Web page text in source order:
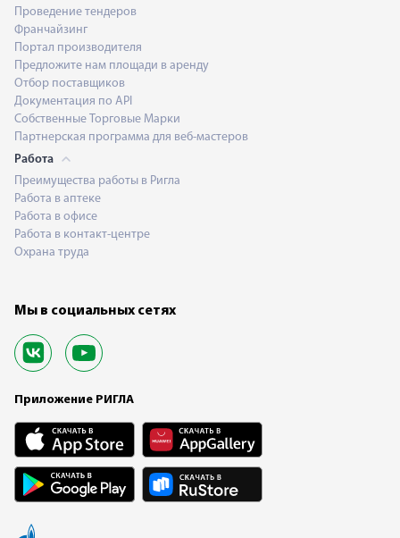
Проведение тендеров
Франчайзинг
Портал производителя
Предложите нам площади в аренду
Отбор поставщиков
Документация по API
Собственные Торговые Марки
Партнерская программа для веб-мастеров
Работа
Преимущества работы в Ригла
Работа в аптеке
Работа в офисе
Работа в контакт-центре
Охрана труда
Мы в социальных сетях
Приложение РИГЛА